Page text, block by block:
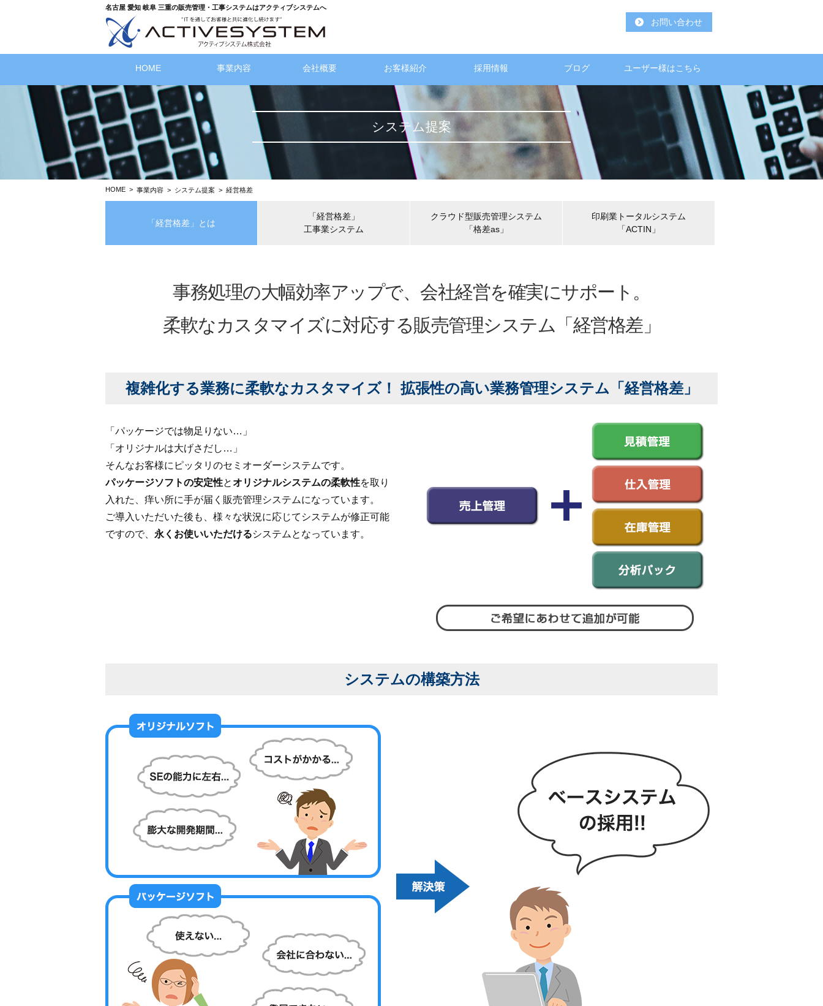
名古屋 愛知 岐阜 三重の販売管理・工事システムはアクティブシステムへ
お問い合わせ
HOME 事業内容 会社概要 お客様紹介 採用情報 ブログ ユーザー様はこちら
システム提案
HOME > 事業内容 > システム提案 > 経営格差
「経営格差」とは
「経営格差」
工事業システム
クラウド型販売管理システム
「格差as」
印刷業トータルシステム
「ACTIN」
事務処理の大幅効率アップで、会社経営を確実にサポート。
柔軟なカスタマイズに対応する販売管理システム「経営格差」
複雑化する業務に柔軟なカスタマイズ！ 拡張性の高い業務管理システム「経営格差」
「パッケージでは物足りない…」
「オリジナルは大げさだし…」
そんなお客様にピッタリのセミオーダーシステムです。
パッケージソフトの安定性と オリジナルシステムの柔軟性を取り
入れた、痒い所に手が届く販売管理システムになっています。
ご導入いただいた後も、様々な状況に応じてシステムが修正可能
ですので、 永くお使いいただけるシステムとなっています。
システムの構築方法